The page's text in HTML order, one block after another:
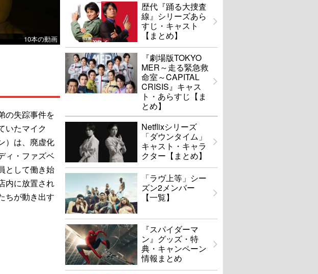
10本の動画
の失踪事件を
いたマイク
）は、廃虚化
ィ・ファズベ
として働き始
内に放置され
ちが動き出す
歴代『踊る大捜査
線』シリーズあら
すじ・キャスト
【まとめ】
『劇場版TOKYO
MER～走る緊急救
命室～CAPITAL
CRISIS』キャス
ト・あらすじ【ま
とめ】
Netflixシリーズ
「ダウンタイム」
キャスト・キャラ
クター【まとめ】
「ラヴ上等」シー
ズン2メンバー
【一覧】
『スパイダーマ
ン』グッズ・特
典・キャンペーン
情報まとめ